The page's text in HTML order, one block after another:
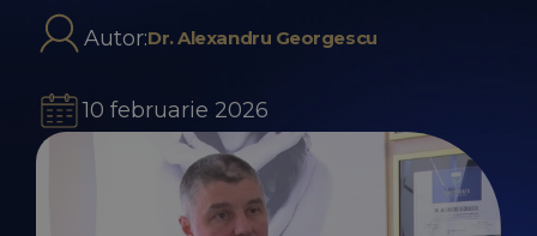
Autor:Dr. Alexandru Georgescu
10 februarie 2026